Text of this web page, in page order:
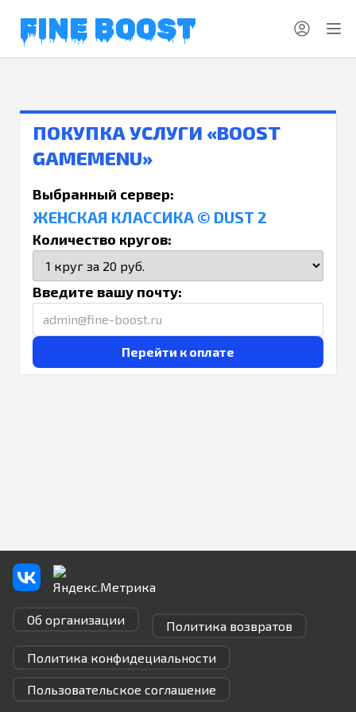
FINE BOOST
ПОКУПКА УСЛУГИ «BOOST
GAMEMENU»
Выбранный сервер:
ЖЕНСКАЯ КЛАССИКА © DUST 2
Количество кругов:
Введите вашу почту:
Перейти к оплате
Об организации Политика возвратов
Политика конфидециальности
Пользовательское соглашение